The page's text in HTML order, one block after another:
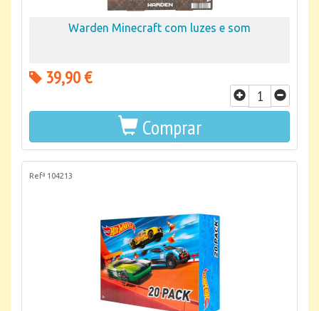
Warden Minecraft com luzes e som
39,90 €
Comprar
Refª 104213